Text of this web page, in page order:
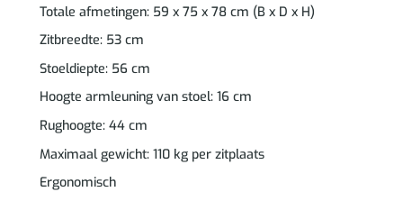
Totale afmetingen: 59 x 75 x 78 cm (B x D x H)
Zitbreedte: 53 cm
Stoeldiepte: 56 cm
Hoogte armleuning van stoel: 16 cm
Rughoogte: 44 cm
Maximaal gewicht: 110 kg per zitplaats
Ergonomisch